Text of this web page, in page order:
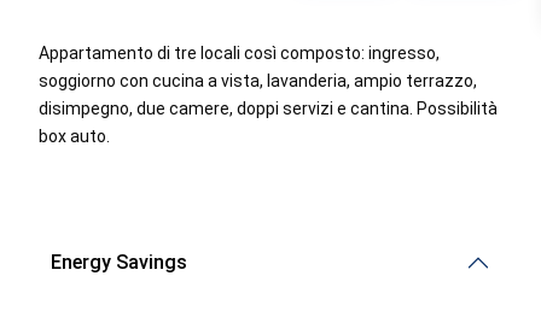
Appartamento di tre locali così composto: ingresso,
soggiorno con cucina a vista, lavanderia, ampio terrazzo,
disimpegno, due camere, doppi servizi e cantina. Possibilità
box auto.
Energy Savings